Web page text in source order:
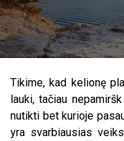
Tikime, kad kelionę
lauki, tačiau
nutikti bet kurioje
yra svarbiausias